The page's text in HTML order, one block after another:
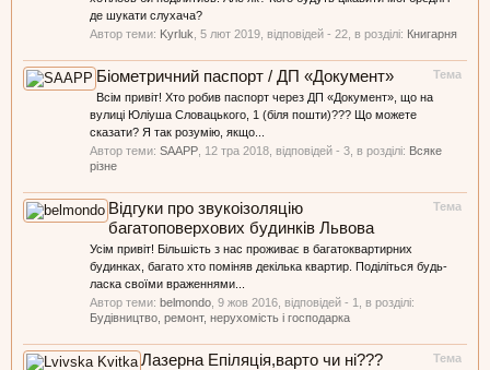
де шукати слухача?
Автор теми: Kyrluk 5 лют 2019 , відповідей - 22, в розділі: Книгарня
Тема
Біометричний паспорт / ДП «Документ»
Всім привіт! Хто робив паспорт через ДП «Документ», що на
вулиці Юліуша Словацького, 1 (біля пошти)??? Що можете
сказати? Я так розумію, якщо...
Автор теми: SAAPP 12 тра 2018 , відповідей - 3, в розділі: Всяке
різне
Тема
Відгуки про звукоізоляцію
багатоповерхових будинків Львова
Усім привіт! Більшість з нас проживає в багатоквартирних
будинках, багато хто поміняв декілька квартир. Поділіться будь-
ласка своїми враженнями...
Автор теми: belmondo 9 жов 2016 , відповідей - 1, в розділі:
Будівництво, ремонт, нерухомість і господарка
Тема
Лазерна Епіляція,варто чи ні???